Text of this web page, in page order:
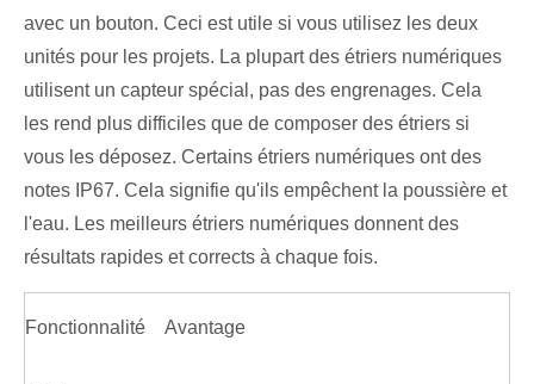
avec un bouton. Ceci est utile si vous utilisez les deux
unités pour les projets. La plupart des étriers numériques
utilisent un capteur spécial, pas des engrenages. Cela
les rend plus difficiles que de composer des étriers si
vous les déposez. Certains étriers numériques ont des
notes IP67. Cela signifie qu'ils empêchent la poussière et
l'eau. Les meilleurs étriers numériques donnent des
résultats rapides et corrects à chaque fois.
Fonctionnalité Avantage